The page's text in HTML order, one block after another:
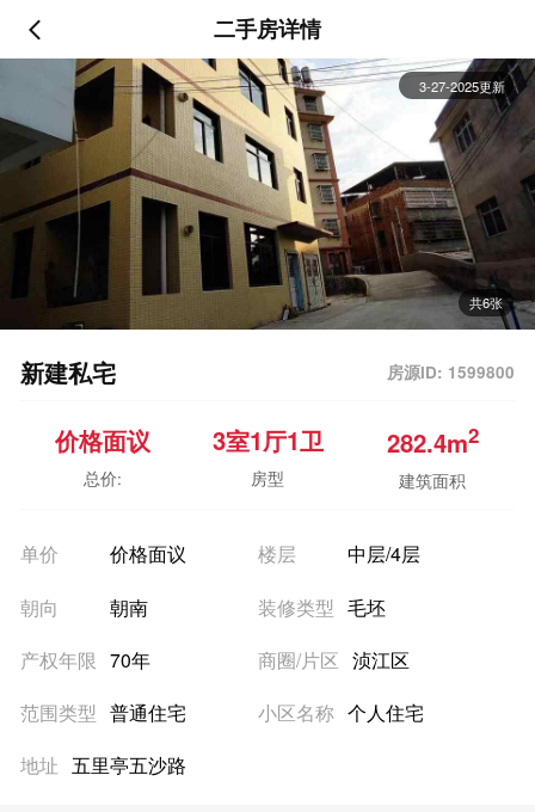
二手房详情
3-27-2025更新
共6张
新建私宅 房源ID: 1599800
价格面议
总价:
3室1厅1卫
房型
282.4m2
建筑面积
单价 价格面议 楼层 中层/4层
朝向 朝南 装修类型 毛坯
产权年限 70年 商圈/片区 浈江区
范围类型 普通住宅 小区名称 个人住宅
地址 五里亭五沙路